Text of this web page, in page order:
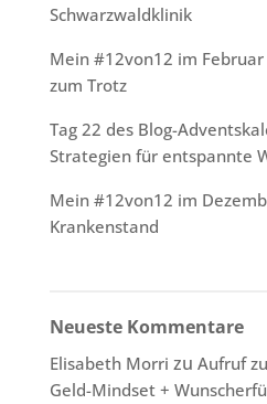
Schwarzwaldklinik
Mein #12von12 im
zum Trotz
Tag 22 des Blog-
Strategien für entspannte
Mein #12von12 im
Krankenstand
Neueste Kommentare
Elisabeth Morri zu Aufruf
Geld-Mindset +